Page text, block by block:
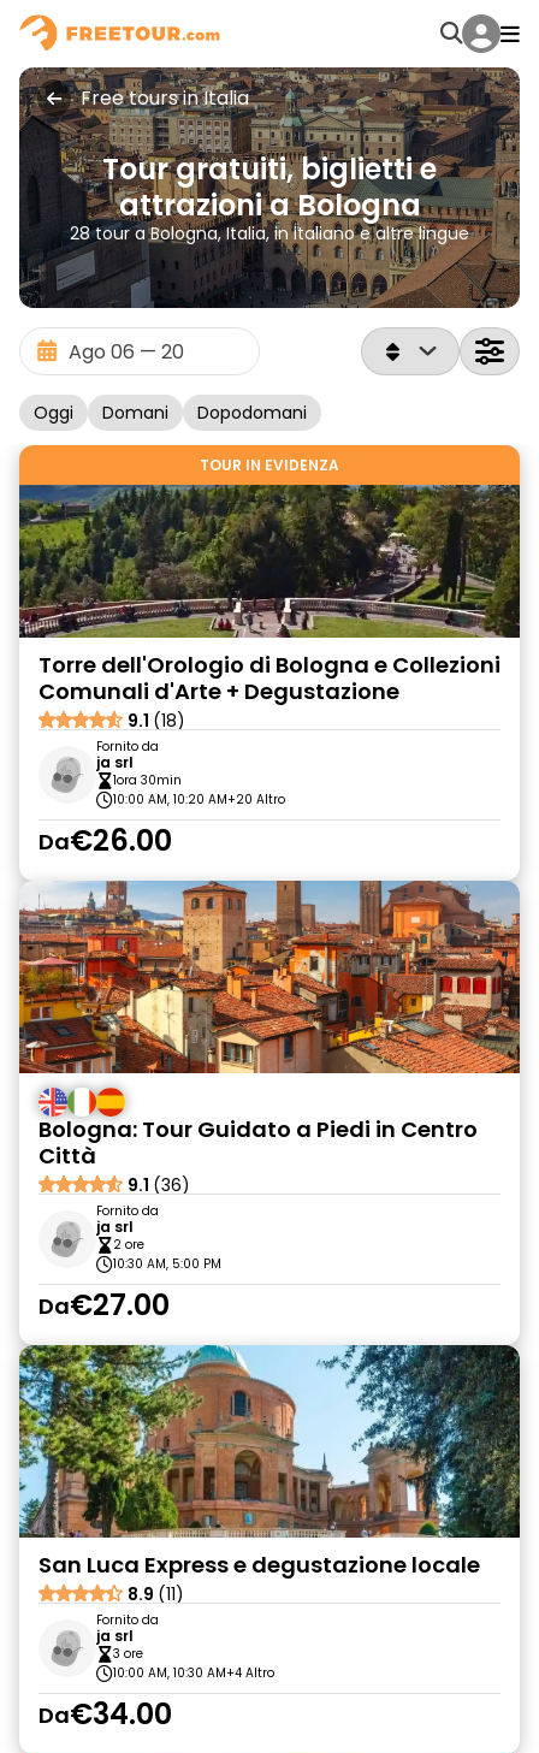
Free tours in Italia
Tour gratuiti, biglietti e
attrazioni a Bologna
28 tour a Bologna, Italia, in italiano e altre lingue
Oggi Domani Dopodomani
TOUR IN EVIDENZA
Torre dell'Orologio di Bologna e Collezioni
Comunali d'Arte + Degustazione
9.1 (18)
Fornito da
ja srl
1ora 30min
10:00 AM, 10:20 AM+20 Altro
Da€26.00
Bologna: Tour Guidato a Piedi in Centro
Città
9.1 (36)
Fornito da
ja srl
2 ore
10:30 AM, 5:00 PM
Da€27.00
San Luca Express e degustazione locale
8.9 (11)
Fornito da
ja srl
3 ore
10:00 AM, 10:30 AM+4 Altro
Da€34.00